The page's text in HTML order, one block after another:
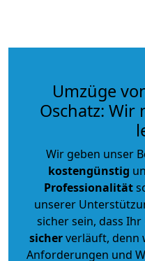
Umzüge
Oschatz: Wir
Wir geben unser
kostengünstig
Professionalität
unserer
sicher sein, dass Ihr
sicherverläuft, denn
Anforderungen und